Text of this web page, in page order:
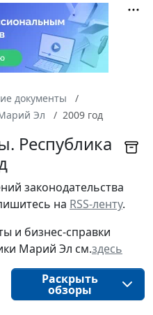
документы
Эл 2009 год
Республика
законодательства
на RSS-ленту.
и бизнес-справки
Марий Эл см.здесь
Раскрыть
обзоры